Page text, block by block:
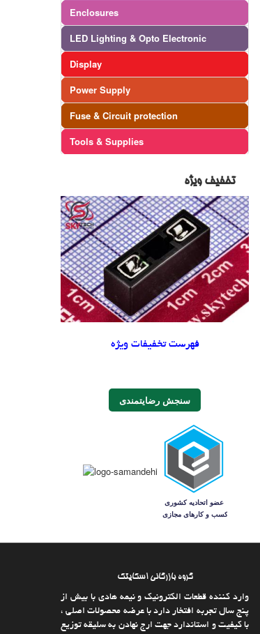
Enclosures
LED Lighting & Opto Electronic
Display
Power Supply
Fuse & Circuit protection
Tools & Supplies
تخفیف ویژه
فهرست تخفیفات ویژه
سنجش رضایتمندی
گروه بازرگانی اسکایتک
وارد كننده قطعات الکترونیک و نیمه هادی با بیش از
پنج سال تجربه افتخار دارد با عرضه محصولات اصلی ،
با كیفیت و استاندارد جهت ارج نهادن به سلیقه توزیع